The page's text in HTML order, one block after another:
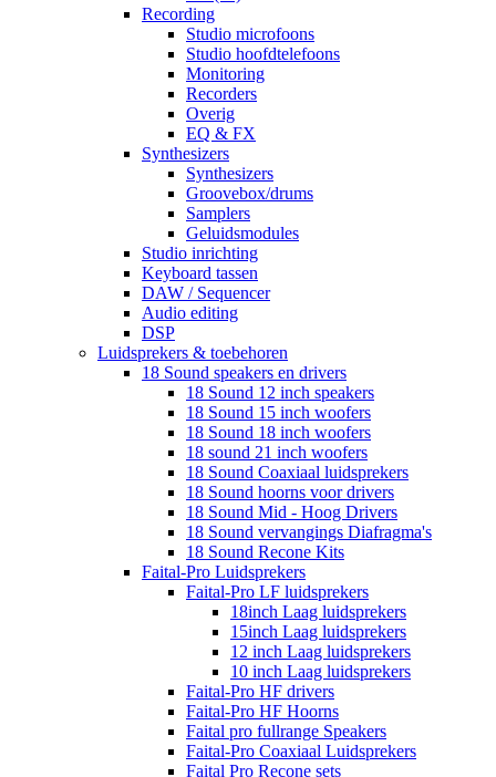
Recording
Studio microfoons
Studio hoofdtelefoons
Monitoring
Recorders
Overig
EQ & FX
Synthesizers
Synthesizers
Groovebox/drums
Samplers
Geluidsmodules
Studio inrichting
Keyboard tassen
DAW / Sequencer
Audio editing
DSP
Luidsprekers & toebehoren
18 Sound speakers en drivers
18 Sound 12 inch speakers
18 Sound 15 inch woofers
18 Sound 18 inch woofers
18 sound 21 inch woofers
18 Sound Coaxiaal luidsprekers
18 Sound hoorns voor drivers
18 Sound Mid - Hoog Drivers
18 Sound vervangings Diafragma's
18 Sound Recone Kits
Faital-Pro Luidsprekers
Faital-Pro LF luidsprekers
18inch Laag luidsprekers
15inch Laag luidsprekers
12 inch Laag luidsprekers
10 inch Laag luidsprekers
Faital-Pro HF drivers
Faital-Pro HF Hoorns
Faital pro fullrange Speakers
Faital-Pro Coaxiaal Luidsprekers
Faital Pro Recone sets